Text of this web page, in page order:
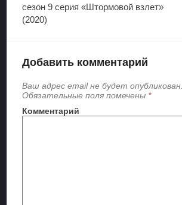
сезон 9 серия «Штормовой взлет»
(2020)
Добавить комментарий
Ваш адрес email не будет опубликован.
Обязательные поля помечены *
Комментарий